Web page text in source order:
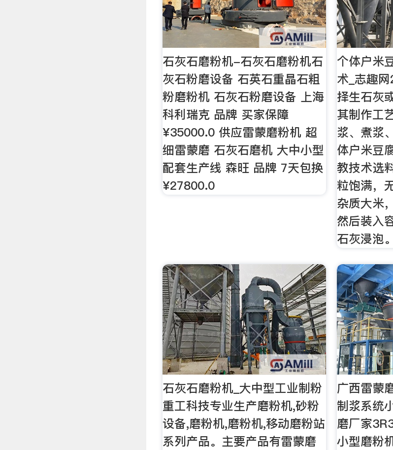
石灰石磨粉机-石灰石磨粉机石
灰石粉磨设备 石英石重晶石粗
粉磨粉机 石灰石粉磨设备 上海
科利瑞克 品牌 买家保障
¥35000.0 供应雷蒙磨粉机 超
细雷蒙磨 石灰石磨机 大中小型
配套生产线 森旺 品牌 7天包换
¥27800.0
个体户米
术_志趣
择生石灰
其制作工
浆、煮浆
体户米豆
教技术选
粒饱满，
杂质大米
然后装入
石灰浸泡。
石灰石磨粉机_大中型工业制粉
重工科技专业生产磨粉机,砂粉
设备,磨粉机,磨粉机,移动磨粉站
系列产品。主要产品有雷蒙磨
广西雷蒙
制浆系统
磨厂家
小型磨粉